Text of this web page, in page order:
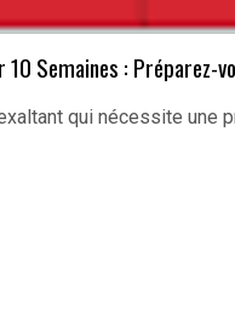
Semaines : Préparez-
qui nécessite une